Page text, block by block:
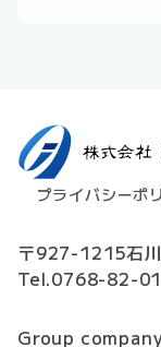
プライバシーポ
〒927-1215石
Tel.0768-82-
Group